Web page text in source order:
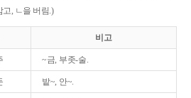
, ㄴ을 버림.)
비고
~금, 부좃-술.
밭~, 안~.